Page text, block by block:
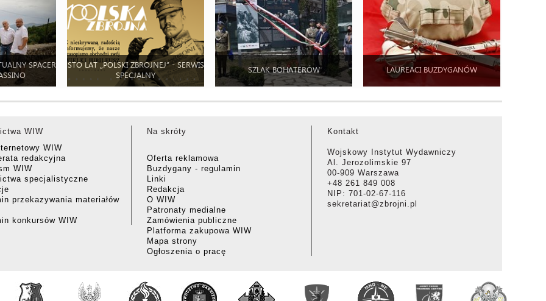
SPACER
STO LAT „POLSKI ZBROJNEJ” - SERWIS
SPECJALNY
SZLAK BOHATERÓW LAUREACI BUZDYGANÓW
WIW
WIW
redakcyjna
WIW
specjalistyczne
przekazywania materiałów
konkursów WIW
Na skróty
Oferta reklamowa
Buzdygany - regulamin
Linki
Redakcja
O WIW
Patronaty medialne
Zamówienia publiczne
Platforma zakupowa WIW
Mapa strony
Ogłoszenia o pracę
Kontakt
Wojskowy Instytut Wydawniczy
Al. Jerozolimskie 97
00-909 Warszawa
+48 261 849 008
NIP: 701-02-67-116
sekretariat@zbrojni.pl